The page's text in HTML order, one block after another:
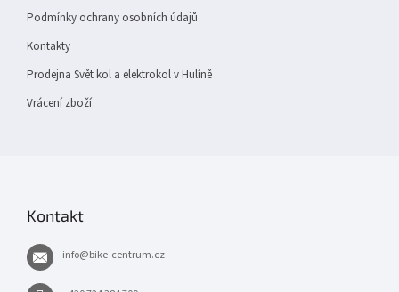
Podmínky ochrany osobních údajů
Kontakty
Prodejna Svět kol a elektrokol v Hulíně
Vrácení zboží
Kontakt
info@bike-centrum.cz